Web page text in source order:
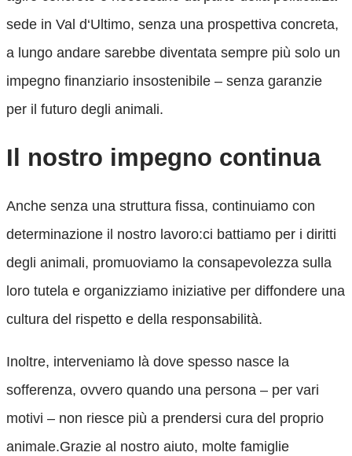
sede in Val d‘Ultimo, senza una prospettiva concreta,
a lungo andare sarebbe diventata sempre più solo un
impegno finanziario insostenibile – senza garanzie
per il futuro degli animali.
Il nostro impegno continua
Anche senza una struttura fissa, continuiamo con
determinazione il nostro lavoro:ci battiamo per i diritti
degli animali, promuoviamo la consapevolezza sulla
loro tutela e organizziamo iniziative per diffondere una
cultura del rispetto e della responsabilità.
Inoltre, interveniamo là dove spesso nasce la
sofferenza, ovvero quando una persona – per vari
motivi – non riesce più a prendersi cura del proprio
animale.Grazie al nostro aiuto, molte famiglie